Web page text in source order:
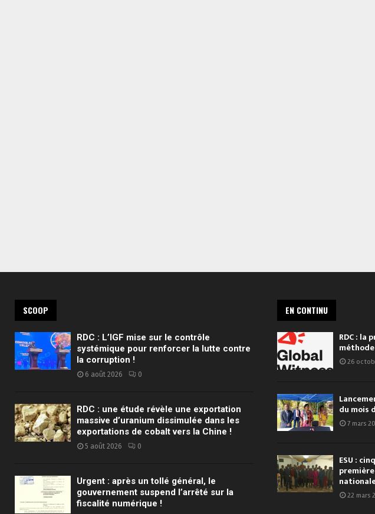
SCOOP
RDC : L’IGF mise sur le contrôle
systémique pour renforcer la lutte contre
la corruption !
6 août 2026 0
RDC : une étude révèle une exportation
massive d’uranium dissimulée dans les
exportations de cobalt vers la Chine !
5 août 2026 0
Urgent : après un tollé général, le
gouvernement suspend l’arrêté sur la
fiscalité numérique !
EN CONTINU
RDC : la
26
du mois
7 mars
ESU :
22 mars